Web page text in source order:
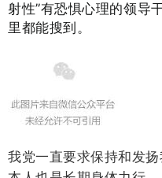
射性”有恐惧心理的领导
里都能搜到。
我党一直要求保持和发扬